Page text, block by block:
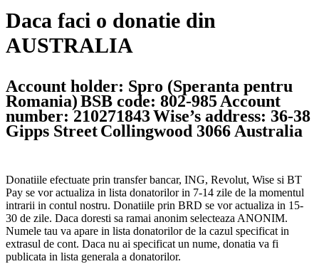
Daca faci o donatie din
AUSTRALIA
Account holder: Spro (Speranta pentru
Romania)BSB code: 802-985Account
number: 210271843Wise’s address: 36-38
Gipps StreetCollingwood 3066 Australia
Donatiile efectuate prin transfer bancar, ING, Revolut, Wise si BT
Pay se vor actualiza in lista donatorilor in 7-14 zile de la momentul
intrarii in contul nostru. Donatiile prin BRD se vor actualiza in 15-
30 de zile. Daca doresti sa ramai anonim selecteaza ANONIM.
Numele tau va apare in lista donatorilor de la cazul specificat in
extrasul de cont. Daca nu ai specificat un nume, donatia va fi
publicata in lista generala a donatorilor.